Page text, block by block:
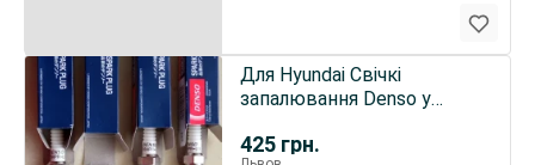
425 грн.
Для Hyundai Свічкі
запалювання Denso у